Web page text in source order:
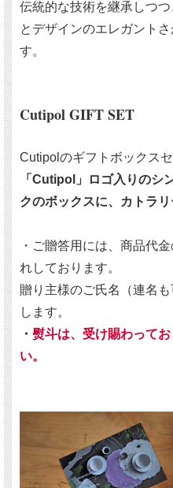
伝統的な技術を継承しつ
とデザインのエレガント
す。
Cutipol GIFT SET
Cutipolのギフトボックスセ
「Cutipol」ロゴ入りのシ
クのボックスに、カトラリ
・ご贈答用には、商品代
れしております。
贈り主様のご氏名（連名
します。
・ 熨斗は、受け賜わって
い。